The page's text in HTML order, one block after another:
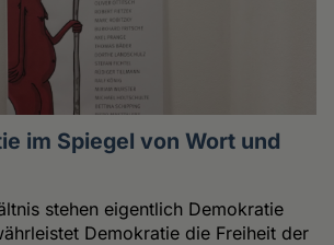
im Spiegel von Wort und
stehen eigentlich Demokratie
Demokratie die Freiheit der